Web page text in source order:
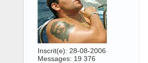
Inscrit(e): 28-08-2006
Messages: 19 376